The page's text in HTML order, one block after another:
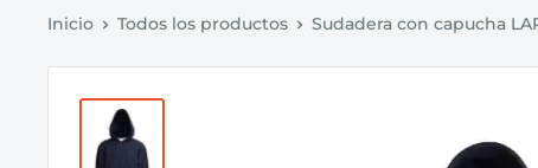
Inicio Todos los productos Sudadera con capucha